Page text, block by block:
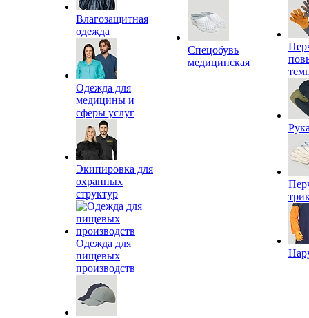
Влагозащитная
одежда
Одежда для
медицины и
сферы услуг
Экипировка для
охранных
структур
Одежда для
пищевых
производств
Спецобувь
медицинская